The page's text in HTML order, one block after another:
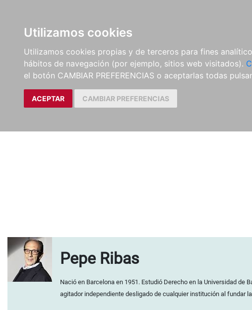
Utilizamos cookies
Utilizamos cookies propias y de terceros para fines
hábitos de navegación (por ejemplo, sitios web visitados).
el botón CAMBIAR PREFERENCIAS o aceptarlas todas
ACEPTAR CAMBIAR PREFERENCIAS
Pepe Ribas
Nació en Barcelona en 1951. Estudió Derecho en la Universidad de
agitador independiente desligado de cualquier institución al fundar